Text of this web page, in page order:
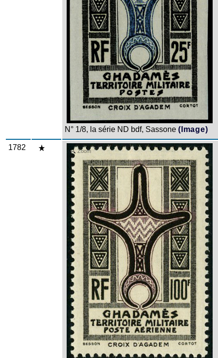
N° 1/8, la série ND bdf, Sassone (Image)
1782 Zoom